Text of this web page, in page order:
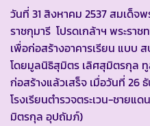
วันที่ 31 สิงหาคม 2537 สมเด็จ
ราชกุมารี โปรดเกล้าฯ พระราช
เพื่อก่อสร้างอาคารเรียน แบบ
โดยมูลนิธิสุมิตร เลิศสุมิตรกุล ทู
ก่อสร้างแล้วเสร็จ เมื่อวันที่ 26
โรงเรียนตำรวจตระเวน-ชาย
มิตรกุล อุปถัมภ์)